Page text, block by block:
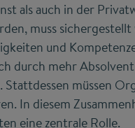
als auch in der
muss
und
durch mehr
müssen
In diesem
eine zentrale Rolle.